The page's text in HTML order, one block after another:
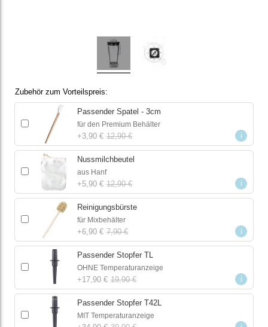
Zubehör zum Vorteilspreis
Passender Spatel - 3cm
für den Premium Behälter
+3,90 € 12,90 € i
Nussmilchbeutel
aus Hanf
+5,90 € 12,90 € i
Reinigungsbürste
für Mixbehälter
+6,90 € 7,90 € i
Passender Stopfer TL
OHNE Temperaturanzeige
+17,90 € 19,90 € i
Passender Stopfer T42L
MIT Temperaturanzeige